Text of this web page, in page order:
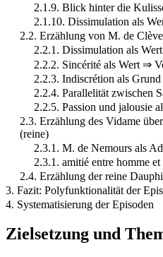
2.1.9. Blick hinter die
2.1.10. Dissimulation als
2.2. Erzählung von M. de
2.2.1. Dissimulation als Wert
2.2.2. Sincérité als Wert ⇒
2.2.3. Indiscrétion als
2.2.4. Parallelität zwischen
2.2.5. Passion und jalousie
2.3. Erzählung des Vidame
(reine)
2.3.1. M. de Nemours als
2.3.1. amitié entre homme et
2.4. Erzählung der reine
3. Fazit: Polyfunktionalität der
4. Systematisierung der Episoden
Zielsetzung und